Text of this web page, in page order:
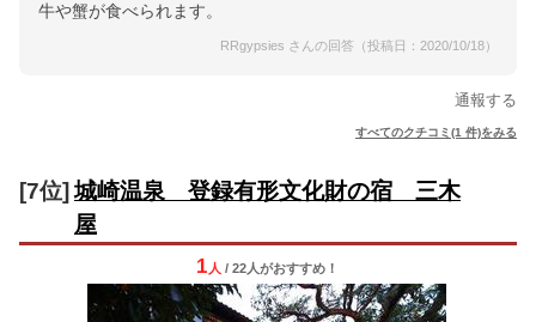
牛や蟹が食べられます。
RRgypsies さんの回答（投稿日：2020/10/18）
通報する
すべてのクチコミ(1 件)をみる
[7位] 城崎温泉 登録有形文化財の宿 三木
屋
1 人 / 22人がおすすめ！